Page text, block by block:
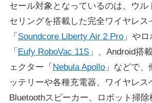
セール対象となっているのは、ウル
セリングを搭載した完全ワイヤレス
「 Soundcore Liberty Air 2 Pro」やロ
「 Eufy RoboVac 11S」、Android搭
ェクター「 Nebula Apollo」などで、
ッテリーや各種充電器、ワイヤレス
Bluetoothスピーカー、ロボット掃